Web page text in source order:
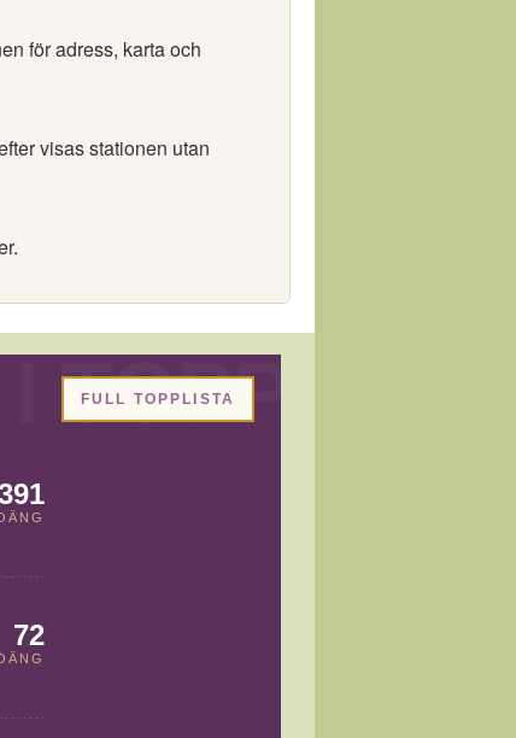
för adress, karta och
visas stationen utan
72
FULL TOPPLISTA